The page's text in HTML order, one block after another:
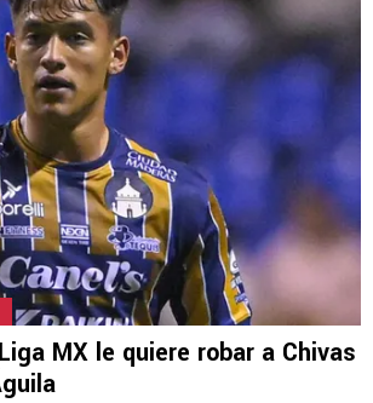
MX le quiere robar a Chivas